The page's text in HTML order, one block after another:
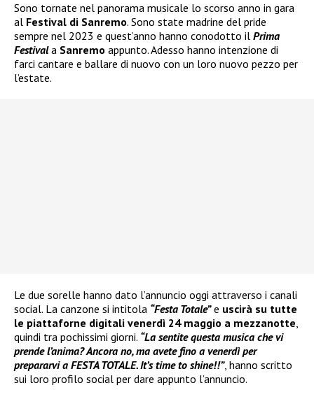
Sono tornate nel panorama musicale lo scorso anno in gara
al Festival di Sanremo. Sono state madrine del pride
sempre nel 2023 e quest’anno hanno conodotto il Prima
Festivala Sanremo appunto. Adesso hanno intenzione di
farci cantare e ballare di nuovo con un loro nuovo pezzo per
l’estate.
Le due sorelle hanno dato l’annuncio oggi attraverso i canali
social. La canzone si intitola “Festa Totale”e uscirà su tutte
le piattaforne digitali venerdì 24 maggio a mezzanotte,
quindi tra pochissimi giorni. “La sentite questa musica che vi
prende l’anima? Ancora no, ma avete fino a venerdì per
prepararvi a FESTA TOTALE. It’s time to shine!!”, hanno scritto
sui loro profilo social per dare appunto l’annuncio.